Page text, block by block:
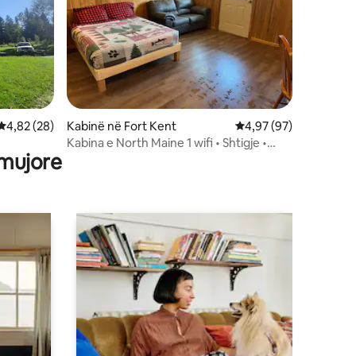
mesatar 4,82 nga 5, 28 vlerësime
4,82 (28)
Kabinë në Fort Kent Vlerësimi mesatar
4,97 (97)
Kabina e North Maine 1 wifi • Shtigje •